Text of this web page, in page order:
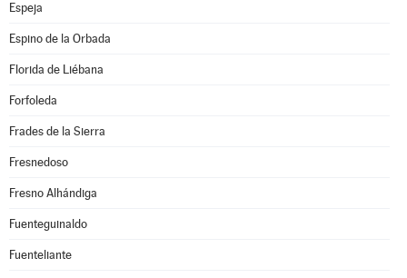
Espeja
Espino de la Orbada
Florida de Liébana
Forfoleda
Frades de la Sierra
Fresnedoso
Fresno Alhándiga
Fuenteguinaldo
Fuenteliante